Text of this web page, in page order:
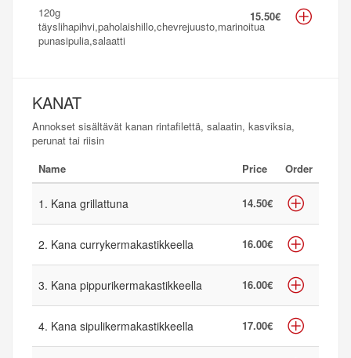
120g
täyslihapihvi,paholaishillo,chevrejuusto,marinoitua
punasipulia,salaatti
15.50€
KANAT
Annokset sisältävät kanan rintafilettä, salaatin, kasviksia,
perunat tai riisin
Name
Price Order
1. Kana grillattuna 14.50€
2. Kana currykermakastikkeella 16.00€
3. Kana pippurikermakastikkeella 16.00€
4. Kana sipulikermakastikkeella 17.00€